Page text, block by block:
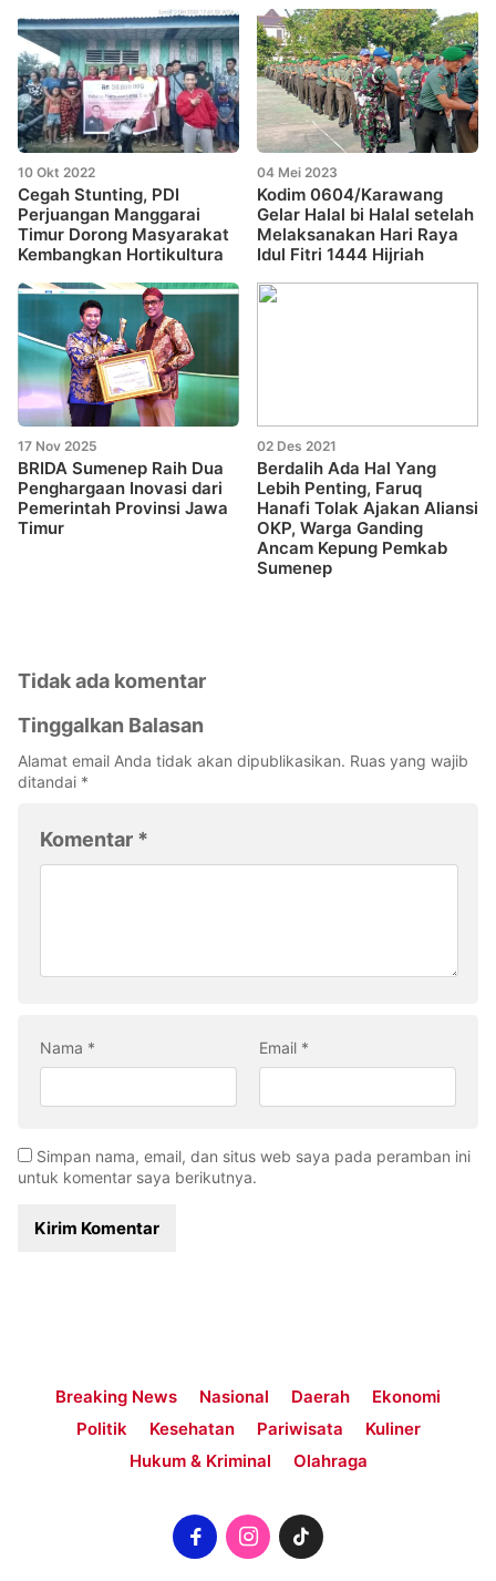
10 Okt 2022
Cegah Stunting, PDI
Perjuangan Manggarai
Timur Dorong Masyarakat
Kembangkan Hortikultura
04 Mei 2023
Kodim 0604/Karawang
Gelar Halal bi Halal setelah
Melaksanakan Hari Raya
Idul Fitri 1444 Hijriah
17 Nov 2025
BRIDA Sumenep Raih Dua
Penghargaan Inovasi dari
Pemerintah Provinsi Jawa
Timur
02 Des 2021
Berdalih Ada Hal Yang
Lebih Penting, Faruq
Hanafi Tolak Ajakan Aliansi
OKP, Warga Ganding
Ancam Kepung Pemkab
Sumenep
Tidak ada komentar
Tinggalkan Balasan
Alamat email Anda tidak akan dipublikasikan. Ruas yang wajib
ditandai *
Komentar *
Nama * Email *
Simpan nama, email, dan situs web saya pada peramban ini
untuk komentar saya berikutnya.
Breaking News Nasional Daerah
Ekonomi
Politik
Kesehatan Pariwisata
Kuliner
Hukum & Kriminal
Olahraga